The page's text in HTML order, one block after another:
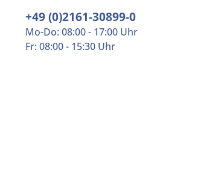
+49 (0)2161-30899-0
Mo-Do: 08:00 - 17:00 Uhr
Fr: 08:00 - 15:30 Uhr